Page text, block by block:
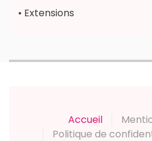
• Extensions
Accueil
Politique de